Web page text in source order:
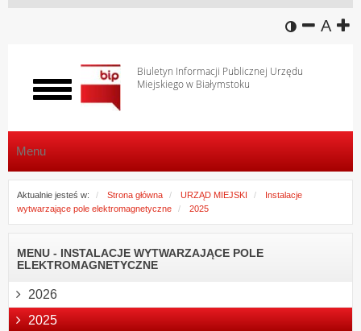
wersja
A
Biuletyn Informacji Publicznej Urzędu
Miejskiego w Białymstoku
Włącz
menu
Menu
Aktualnie jesteś w: Strona główna URZĄD MIEJSKI
Instalacje
wytwarzające pole elektromagnetyczne
2025
MENU - INSTALACJE WYTWARZAJĄCE POLE
ELEKTROMAGNETYCZNE
2026
2025